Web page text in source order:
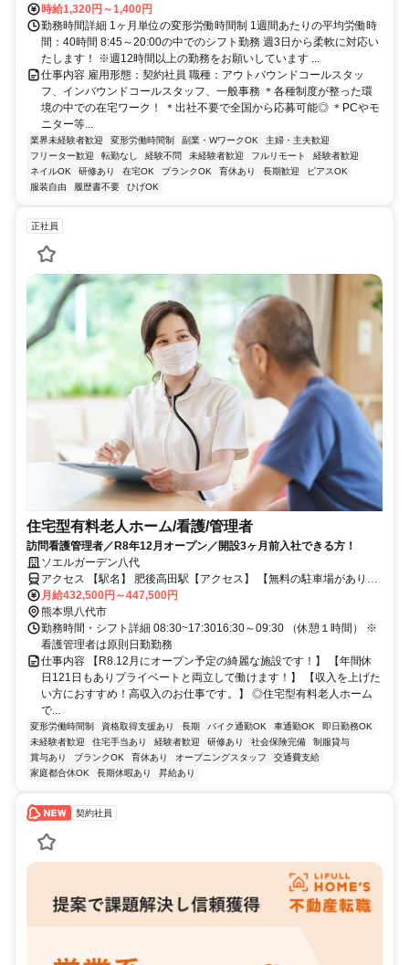
時給1,320円～1,400円
勤務時間詳細 1ヶ月単位の変形労働時間制 1週間あたりの平均労働時
間：40時間 8:45～20:00の中でのシフト勤務 週3日から柔軟に対応い
たします！ ※週12時間以上の勤務をお願いしています ...
仕事内容 雇用形態：契約社員 職種：アウトバウンドコールスタッ
フ、インバウンドコールスタッフ、一般事務 ＊各種制度が整った環
境の中での在宅ワーク！ ＊出社不要で全国から応募可能◎ ＊PCやモ
ニター等...
業界未経験者歓迎 変形労働時間制 副業・WワークOK
主婦・主夫歓迎
フリーター歓迎
転勤なし 経験不問 未経験者歓迎 フルリモート
経験者歓迎
ネイルOK
研修あり 在宅OK ブランクOK 育休あり 長期歓迎
ピアスOK
服装自由
履歴書不要 ひげOK
正社員
住宅型有料老人ホーム/看護/管理者
訪問看護管理者／R8年12月オープン／開設3ヶ月前入社できる方！
ソエルガーデン八代
アクセス 【駅名】 肥後高田駅【アクセス】 【無料の駐車場がありま
す】 肥薩おれんじ鉄道線 肥後高田駅から車で9分
月給432,500円～447,500円
熊本県八代市
勤務時間・シフト詳細 08:30~17:3016:30～09:30 （休憩１時間） ※
看護管理者は原則日勤勤務
仕事内容 【R8.12月にオープン予定の綺麗な施設です！】 【年間休
日121日もありプライベートと両立して働けます！】 【収入を上げた
い方におすすめ！高収入のお仕事です。】 ◎住宅型有料老人ホーム
で...
変形労働時間制 資格取得支援あり 長期 バイク通勤OK 車通勤OK
即日勤務OK
未経験者歓迎
住宅手当あり 経験者歓迎 研修あり 社会保険完備
制服貸与
賞与あり
ブランクOK 育休あり オープニングスタッフ
交通費支給
家庭都合休OK
長期休暇あり 昇給あり
契約社員